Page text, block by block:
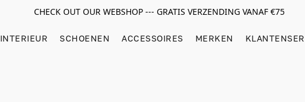
CHECK OUT OUR WEBSHOP --- GRATIS VERZENDING VANAF €75
INTERIEUR SCHOENEN ACCESSOIRES MERKEN